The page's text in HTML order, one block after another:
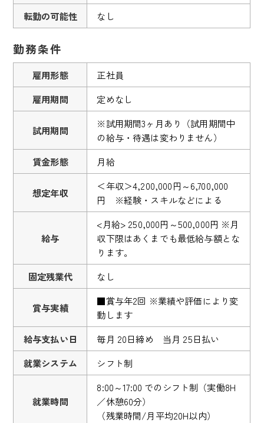
転勤の可能性
なし
勤務条件
雇用形態
正社員
雇用期間
定めなし
試用期間
※試用期間3ヶ月あり（試用期間中
の給与・待遇は変わりません）
賃金形態
月給
想定年収
＜年収＞4,200,000円～6,700,000
円 ※経験・スキルなどによる
給与
<月給> 250,000円～500,000円 ※月
収下限はあくまでも最低給与額とな
ります。
固定残業代
なし
賞与実績
■賞与年2回 ※業績や評価により変
動します
給与支払い日
毎月 20日締め 当月 25日払い
就業システム
シフト制
就業時間
8:00～17:00 でのシフト制（実働8H
／休憩60分）
（残業時間/月平均20H以内）